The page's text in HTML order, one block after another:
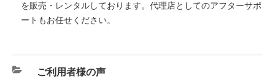
を販売・レンタルしております。代理店としてのアフターサポ
ートもお任せください。
ご利用者様の声